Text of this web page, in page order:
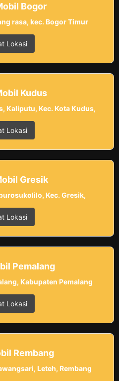
Bogor
rasa, kec. Bogor Timur
Lokasi
Kudus
Kaliputu, Kec. Kota Kudus,
Lokasi
Gresik
Kec. Gresik,
Lokasi
Pemalang
Kabupaten Pemalang
Lokasi
Rembang
Leteh, Rembang